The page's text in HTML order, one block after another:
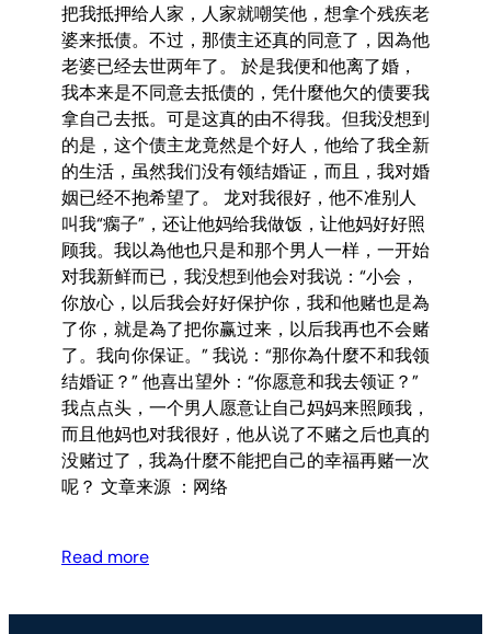
把我抵押给人家，人家就嘲笑他，想拿个残疾老
婆来抵债。不过，那债主还真的同意了，因為他
老婆已经去世两年了。 於是我便和他离了婚，
我本来是不同意去抵债的，凭什麼他欠的债要我
拿自己去抵。可是这真的由不得我。但我没想到
的是，这个债主龙竟然是个好人，他给了我全新
的生活，虽然我们没有领结婚证，而且，我对婚
姻已经不抱希望了。 龙对我很好，他不准别人
叫我“瘸子”，还让他妈给我做饭，让他妈好好照
顾我。我以為他也只是和那个男人一样，一开始
对我新鲜而已，我没想到他会对我说：“小会，
你放心，以后我会好好保护你，我和他赌也是為
了你，就是為了把你赢过来，以后我再也不会赌
了。我向你保证。” 我说：“那你為什麼不和我领
结婚证？” 他喜出望外：“你愿意和我去领证？”
我点点头，一个男人愿意让自己妈妈来照顾我，
而且他妈也对我很好，他从说了不赌之后也真的
没赌过了，我為什麼不能把自己的幸福再赌一次
呢？ 文章来源 ：网络
Read more